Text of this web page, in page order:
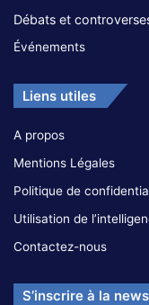
Débats et
Événements
Liens utiles
A propos
Mentions Légales
Politique de
Utilisation de
Contactez-nous
S’inscrire à la